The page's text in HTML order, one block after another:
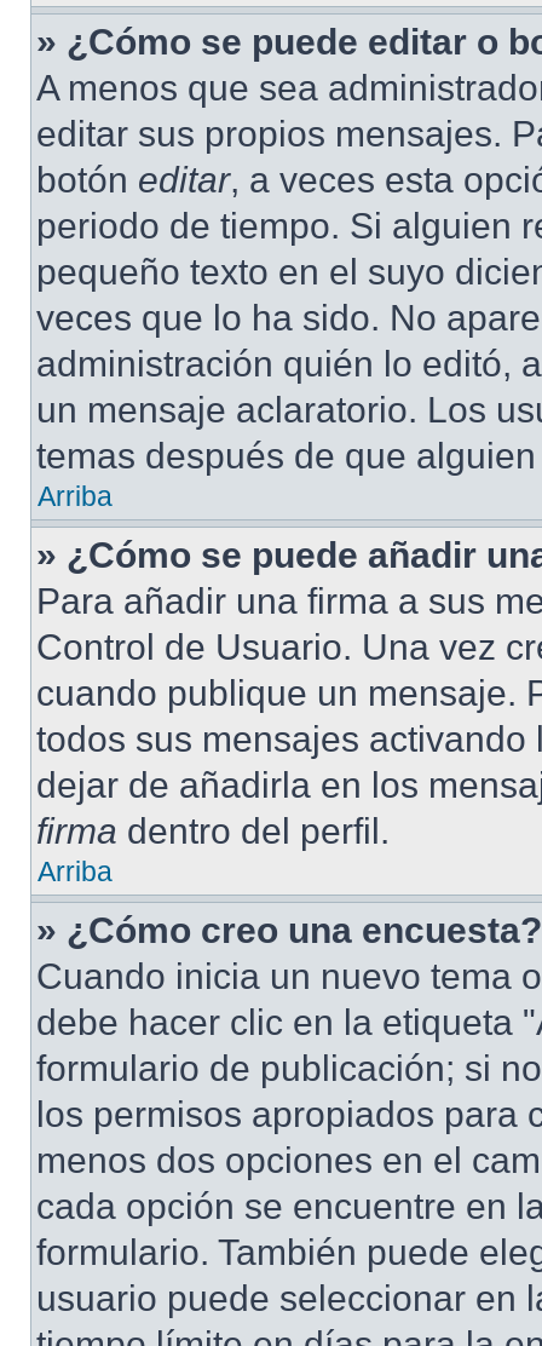
» ¿Cómo se puede editar o
A menos que sea
editar sus propios mensajes.
botón editar, a veces esta
periodo de tiempo. Si alguien
pequeño texto en el suyo
veces que lo ha sido. No
administración quién lo editó,
un mensaje aclaratorio. Los
temas después de que
Arriba
» ¿Cómo se puede añadir
Para añadir una firma a sus
Control de Usuario. Una vez
cuando publique un mensaje.
todos sus mensajes
dejar de añadirla en los
firma dentro del perfil.
Arriba
» ¿Cómo creo una encuesta?
Cuando inicia un nuevo tema
debe hacer clic en la etiqueta
formulario de publicación; si
los permisos apropiados para
menos dos opciones en el
cada opción se encuentre en
formulario. También puede
usuario puede seleccionar en